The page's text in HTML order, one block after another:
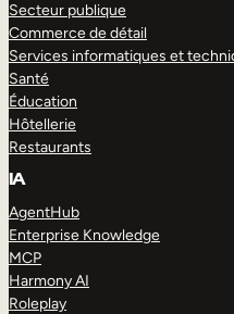
Secteur publique
Commerce de détail
Services informatiques et
Santé
Éducation
Hôtellerie
Restaurants
IA
AgentHub
Enterprise Knowledge
MCP
Harmony AI
Roleplay